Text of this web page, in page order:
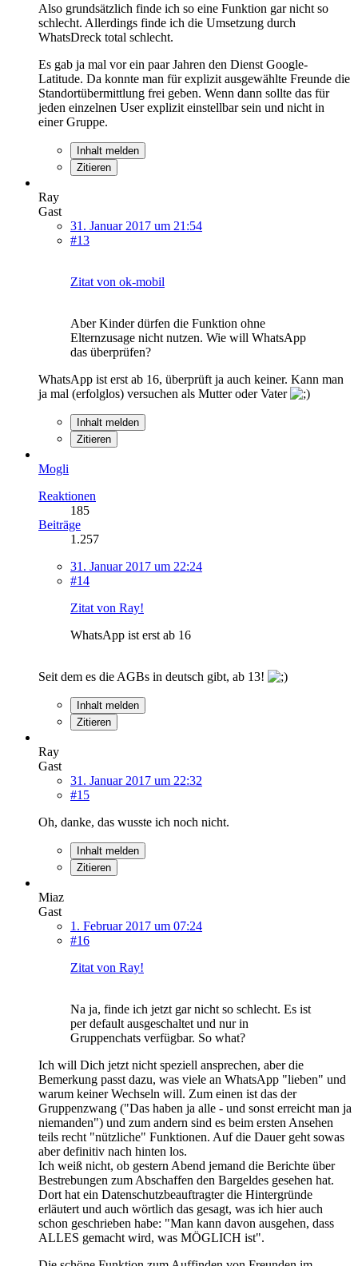
Also grundsätzlich finde ich so eine Funktion gar nicht so
schlecht. Allerdings finde ich die Umsetzung durch
WhatsDreck total schlecht.
Es gab ja mal vor ein paar Jahren den Dienst Google-
Latitude. Da konnte man für explizit ausgewählte Freunde die
Standortübermittlung frei geben. Wenn dann sollte das für
jeden einzelnen User explizit einstellbar sein und nicht in
einer Gruppe.
Inhalt melden
Zitieren
Ray
Gast
31. Januar 2017 um 21:54
#13
Zitat von ok-mobil
Aber Kinder dürfen die Funktion ohne
Elternzusage nicht nutzen. Wie will WhatsApp
das überprüfen?
WhatsApp ist erst ab 16, überprüft ja auch keiner. Kann man
ja mal (erfolglos) versuchen als Mutter oder Vater
Inhalt melden
Zitieren
Mogli
Reaktionen
185
Beiträge
1.257
31. Januar 2017 um 22:24
#14
Zitat von Ray!
WhatsApp ist erst ab 16
Seit dem es die AGBs in deutsch gibt, ab 13!
Inhalt melden
Zitieren
Ray
Gast
31. Januar 2017 um 22:32
#15
Oh, danke, das wusste ich noch nicht.
Inhalt melden
Zitieren
Miaz
Gast
1. Februar 2017 um 07:24
#16
Zitat von Ray!
Na ja, finde ich jetzt gar nicht so schlecht. Es ist
per default ausgeschaltet und nur in
Gruppenchats verfügbar. So what?
Ich will Dich jetzt nicht speziell ansprechen, aber die
Bemerkung passt dazu, was viele an WhatsApp "lieben" und
warum keiner Wechseln will. Zum einen ist das der
Gruppenzwang ("Das haben ja alle - und sonst erreicht man ja
niemanden") und zum andern sind es beim ersten Ansehen
teils recht "nützliche" Funktionen. Auf die Dauer geht sowas
aber definitiv nach hinten los.
Ich weiß nicht, ob gestern Abend jemand die Berichte über
Bestrebungen zum Abschaffen den Bargeldes gesehen hat.
Dort hat ein Datenschutzbeauftragter die Hintergründe
erläutert und auch wörtlich das gesagt, was ich hier auch
schon geschrieben habe: "Man kann davon ausgehen, dass
ALLES gemacht wird, was MÖGLICH ist".